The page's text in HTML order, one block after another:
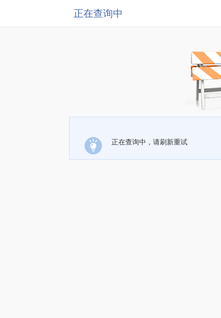
正在查询中
正在查询中，请刷新重试